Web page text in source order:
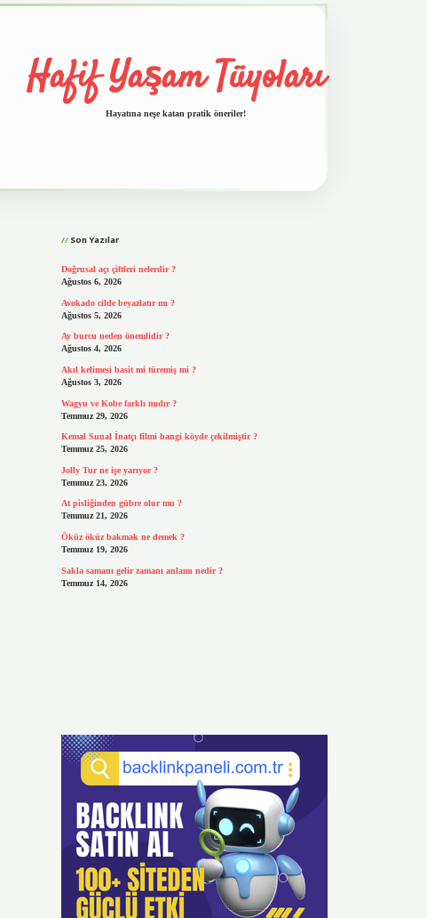
Hafif Yaşam Tüyoları
Hayatına neşe katan pratik öneriler!
Son Yazılar
Doğrusal açı çiftleri nelerdir ?
Ağustos 6, 2026
Avokado cilde beyazlatır mı ?
Ağustos 5, 2026
Ay burcu neden önemlidir ?
Ağustos 4, 2026
Akıl kelimesi basit mi türemiş mi ?
Ağustos 3, 2026
Wagyu ve Kobe farklı mıdır ?
Temmuz 29, 2026
Kemal Sunal İnatçı filmi hangi köyde çekilmiştir ?
Temmuz 25, 2026
Jolly Tur ne işe yarıyor ?
Temmuz 23, 2026
At pisliğinden gübre olur mu ?
Temmuz 21, 2026
Öküz öküz bakmak ne demek ?
Temmuz 19, 2026
Sakla samanı gelir zamanı anlamı nedir ?
Temmuz 14, 2026